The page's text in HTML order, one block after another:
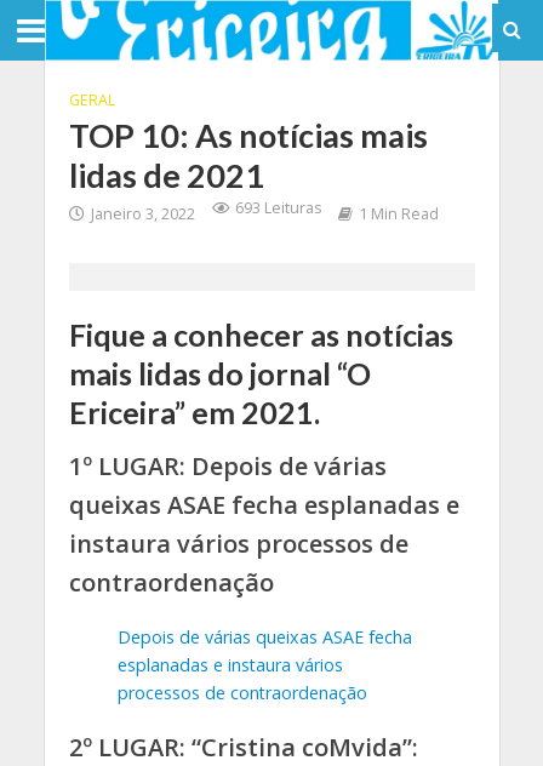
GERAL
TOP 10: As notícias mais
lidas de 2021
Janeiro 3, 2022 693 Leituras 1 Min Read
Fique a conhecer as notícias
mais lidas do jornal “O
Ericeira” em 2021.
1º LUGAR: Depois de várias
queixas ASAE fecha esplanadas e
instaura vários processos de
contraordenação
Depois de várias queixas ASAE fecha
esplanadas e instaura vários
processos de contraordenação
2º LUGAR: “Cristina coMvida”: